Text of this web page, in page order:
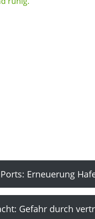
Erneuerung
Gefahr durch